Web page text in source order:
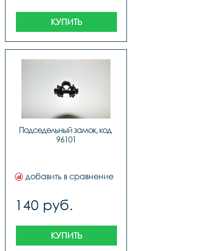
КУПИТЬ
Подседельный замок, код
96101
добавить в сравнение
140 руб.
КУПИТЬ